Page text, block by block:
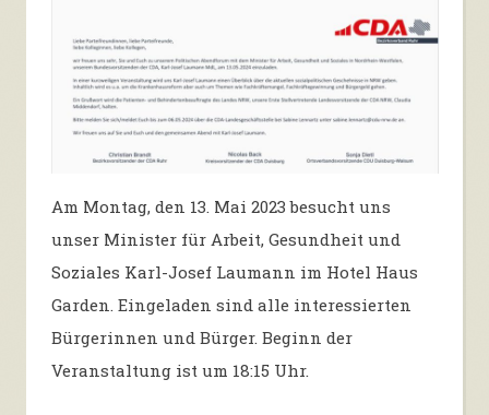
Am Montag, den 13. Mai 2023 besucht uns
unser Minister für Arbeit, Gesundheit und
Soziales Karl-Josef Laumann im Hotel Haus
Garden. Eingeladen sind alle interessierten
Bürgerinnen und Bürger. Beginn der
Veranstaltung ist um 18:15 Uhr.